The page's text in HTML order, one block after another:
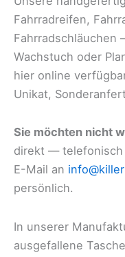
Fahrradreifen,
Fahrradschläuchen
Wachstuch oder
hier online
Unikat,
Sie möchten nicht
direkt — telefonisch
E-Mail an
persönlich.
In unserer
ausgefallene